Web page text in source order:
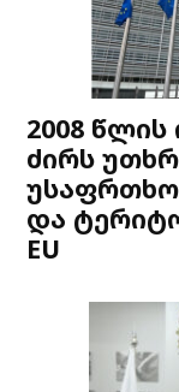
2008
ძირს
და
EU